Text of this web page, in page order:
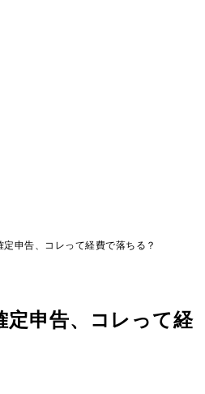
申告、コレって経費で落ちる？
定申告、コレって経